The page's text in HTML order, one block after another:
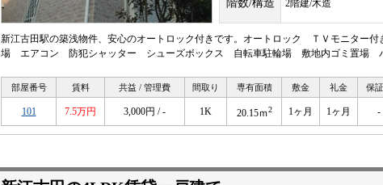
階数/構造 2階建/木造
新江古田駅の築浅物件、安心のオートロック付きです。オートロック ＴＶモニター
場 エアコン 防犯シャッター シューズボックス 自転車駐輪場 敷地内ゴミ置場
部屋番号 賃料 共益 / 管理費 間取り 専有面積 敷金 礼金 保
101 7.5万円 3,000円 / - 1K 20.15ｍ2 1ヶ月 1ヶ月 -